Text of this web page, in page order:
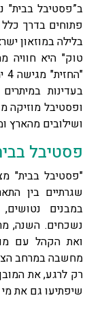
ב”פסטיבל בבית"
פתוחים בדרך כלל
בלילה במוזאון
טוק" היא חוויה
בעדינות
ופסטיבל
ושילובים מהארץ
פסטיבל
"פסטיבל בבית"
במבנים
נשכחים. השנה,
ואת הקהל עם
מחשבה במרחב
רק לרגע, את
שיפתיעו גם את